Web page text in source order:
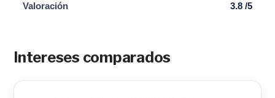
Valoración 3.8 /5
Intereses comparados